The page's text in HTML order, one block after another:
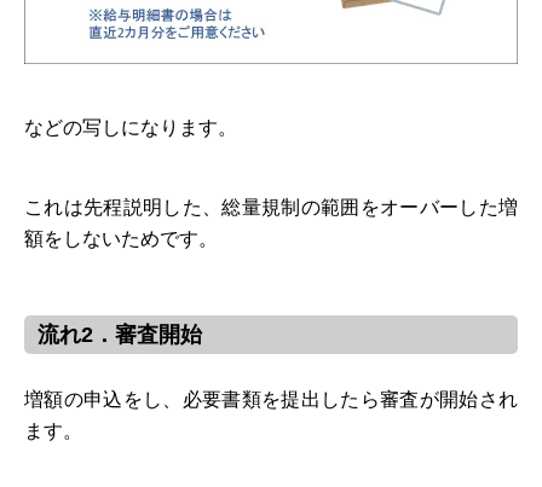
などの写しになります。
これは先程説明した、総量規制の範囲をオーバーした増
額をしないためです。
流れ2．審査開始
増額の申込をし、必要書類を提出したら審査が開始され
ます。